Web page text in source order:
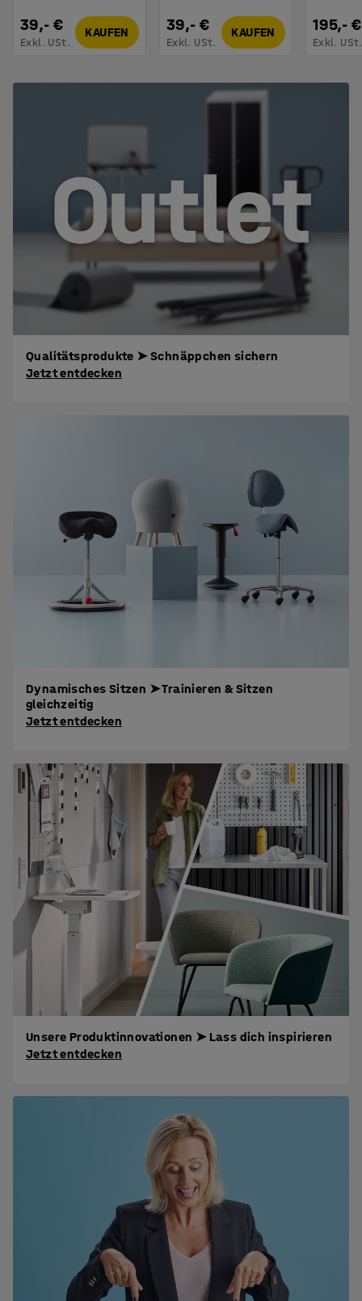
39,- €
Exkl. USt.
KAUFEN 39,- €
Exkl. USt.
KAUFEN 195,- €
Exkl. USt.
Qualitätsprodukte ➤ Schnäppchen sichern
Jetzt entdecken
Dynamisches Sitzen ➤ Trainieren & Sitzen
gleichzeitig
Jetzt entdecken
Unsere Produktinnovationen ➤ Lass dich inspirieren
Jetzt entdecken